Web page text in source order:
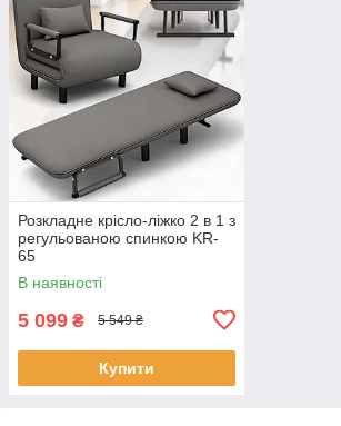
Розкладне крісло-ліжко 2 в 1 з
регульованою спинкою KR-
65
В наявності
5 099 ₴ 5 549 ₴
Купити